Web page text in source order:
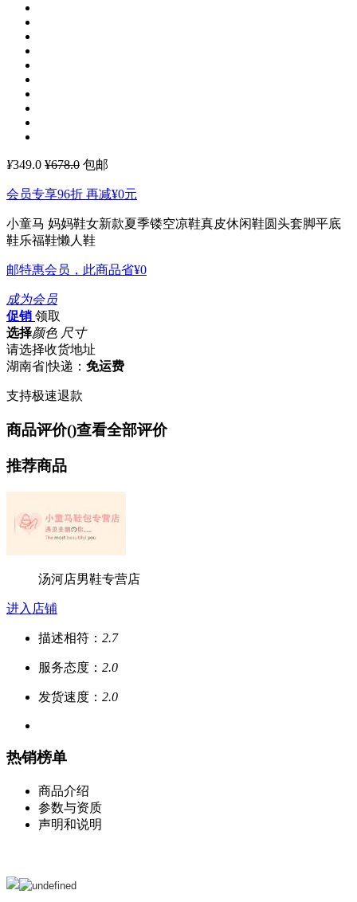
¥349.0 ¥678.0 包邮
会员专享96折 再减¥0元
小童马 妈妈鞋女新款夏季镂空凉鞋真皮休闲鞋圆头套脚平底
鞋乐福鞋懒人鞋
邮特惠会员，此商品省¥0
成为会员
促销 领取
选择颜色 尺寸
请选择收货地址
湖南省|快递： 免运费
支持极速退款
商品评价()查看全部评价
推荐商品
汤河店男鞋专营店
进入店铺
描述相符： 2.7
服务态度： 2.0
发货速度： 2.0
热销榜单
商品介绍
参数与资质
声明和说明